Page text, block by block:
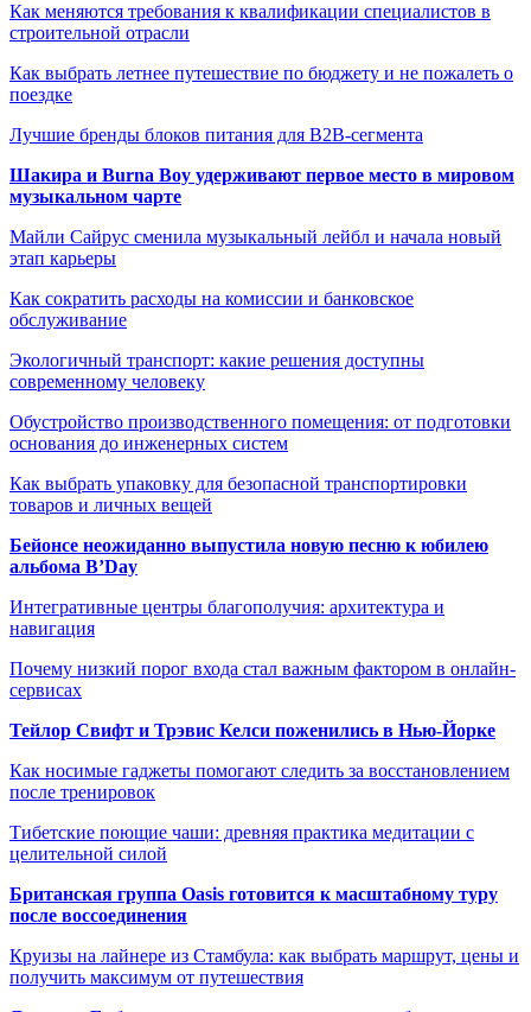
Как меняются требования к квалификации специалистов в
строительной отрасли
Как выбрать летнее путешествие по бюджету и не пожалеть о
поездке
Лучшие бренды блоков питания для B2B-сегмента
Шакира и Burna Boy удерживают первое место в мировом
музыкальном чарте
Майли Сайрус сменила музыкальный лейбл и начала новый
этап карьеры
Как сократить расходы на комиссии и банковское
обслуживание
Экологичный транспорт: какие решения доступны
современному человеку
Обустройство производственного помещения: от подготовки
основания до инженерных систем
Как выбрать упаковку для безопасной транспортировки
товаров и личных вещей
Бейонсе неожиданно выпустила новую песню к юбилею
альбома B’Day
Интегративные центры благополучия: архитектура и
навигация
Почему низкий порог входа стал важным фактором в онлайн-
сервисах
Тейлор Свифт и Трэвис Келси поженились в Нью-Йорке
Как носимые гаджеты помогают следить за восстановлением
после тренировок
Тибетские поющие чаши: древняя практика медитации с
целительной силой
Британская группа Oasis готовится к масштабному туру
после воссоединения
Круизы на лайнере из Стамбула: как выбрать маршрут, цены и
получить максимум от путешествия